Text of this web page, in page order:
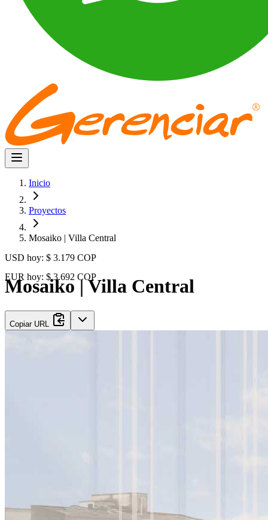
Inicio
Proyectos
Mosaiko | Villa Central
USD hoy: $ 3.179 COP
EUR hoy: $ 3.692 COP
Mosaiko | Villa Central
Copiar URL